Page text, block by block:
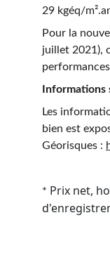
29 kgéq/
Pour la
juillet 2021),
Informations
Les
bien est
Géorisques :
* Prix net,